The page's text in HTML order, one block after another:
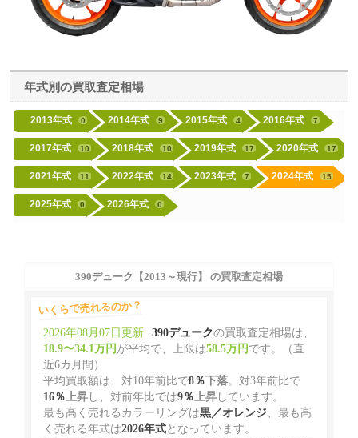
年式別の買取査定相場
2013年式 0 2014年式 9 2015年式 4 2016年式 7
2017年式 10 2018年式 10 2019年式 17 2020年式 17
2021年式 11 2022年式 14 2023年式 7 2024年式 15
2025年式 0 2026年式 0
390デューク【2013～現行】 の買取査定相場
いくらで売れるのか？
2026年08月07日更新 390デュークの買取査定相場は、
18.9〜34.1万円 が平均で、上限は58.5万円 です。（直
近6カ月間）
平均買取額は、対10年前比で8％下落。対3年前比で
16％上昇し、対前年比では9％上昇しています。
最も高く売れるカラーリングは黒／オレンジ、最も高
く売れる年式は2026年式となっています。